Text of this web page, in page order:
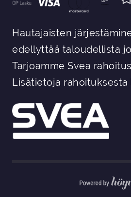
Hautajaisten
edellyttää taloudellista
Tarjoamme Svea
Lisätietoja